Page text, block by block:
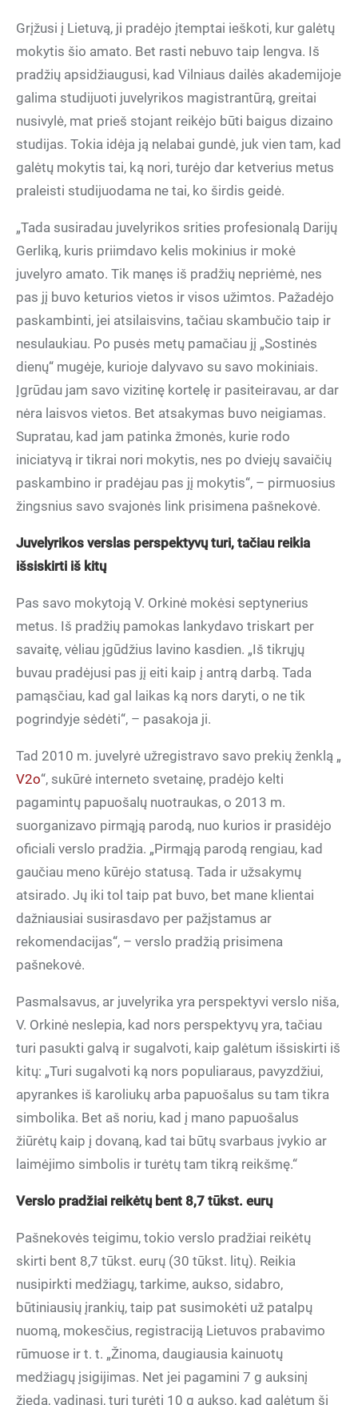
Grįžusi į Lietuvą, ji pradėjo įtemptai ieškoti, kur galėtų
mokytis šio amato. Bet rasti nebuvo taip lengva. Iš
pradžių apsidžiaugusi, kad Vilniaus dailės akademijoje
galima studijuoti juvelyrikos magistrantūrą, greitai
nusivylė, mat prieš stojant reikėjo būti baigus dizaino
studijas. Tokia idėja ją nelabai gundė, juk vien tam, kad
galėtų mokytis tai, ką nori, turėjo dar ketverius metus
praleisti studijuodama ne tai, ko širdis geidė.
„Tada susiradau juvelyrikos srities profesionalą Darijų
Gerliką, kuris priimdavo kelis mokinius ir mokė
juvelyro amato. Tik manęs iš pradžių nepriėmė, nes
pas jį buvo keturios vietos ir visos užimtos. Pažadėjo
paskambinti, jei atsilaisvins, tačiau skambučio taip ir
nesulaukiau. Po pusės metų pamačiau jį „Sostinės
dienų“ mugėje, kurioje dalyvavo su savo mokiniais.
Įgrūdau jam savo vizitinę kortelę ir pasiteiravau, ar dar
nėra laisvos vietos. Bet atsakymas buvo neigiamas.
Supratau, kad jam patinka žmonės, kurie rodo
iniciatyvą ir tikrai nori mokytis, nes po dviejų savaičių
paskambino ir pradėjau pas jį mokytis“, – pirmuosius
žingsnius savo svajonės link prisimena pašnekovė.
Juvelyrikos verslas perspektyvų turi, tačiau reikia
išsiskirti iš kitų
Pas savo mokytoją V. Orkinė mokėsi septynerius
metus. Iš pradžių pamokas lankydavo triskart per
savaitę, vėliau įgūdžius lavino kasdien. „Iš tikrųjų
buvau pradėjusi pas jį eiti kaip į antrą darbą. Tada
pamąsčiau, kad gal laikas ką nors daryti, o ne tik
pogrindyje sėdėti“, – pasakoja ji.
Tad 2010 m. juvelyrė užregistravo savo prekių ženklą „
V2o“, sukūrė interneto svetainę, pradėjo kelti
pagamintų papuošalų nuotraukas, o 2013 m.
suorganizavo pirmąją parodą, nuo kurios ir prasidėjo
oficiali verslo pradžia. „Pirmąją parodą rengiau, kad
gaučiau meno kūrėjo statusą. Tada ir užsakymų
atsirado. Jų iki tol taip pat buvo, bet mane klientai
dažniausiai susirasdavo per pažįstamus ar
rekomendacijas“, – verslo pradžią prisimena
pašnekovė.
Pasmalsavus, ar juvelyrika yra perspektyvi verslo niša,
V. Orkinė neslepia, kad nors perspektyvų yra, tačiau
turi pasukti galvą ir sugalvoti, kaip galėtum išsiskirti iš
kitų: „Turi sugalvoti ką nors populiaraus, pavyzdžiui,
apyrankes iš karoliukų arba papuošalus su tam tikra
simbolika. Bet aš noriu, kad į mano papuošalus
žiūrėtų kaip į dovaną, kad tai būtų svarbaus įvykio ar
laimėjimo simbolis ir turėtų tam tikrą reikšmę.“
Verslo pradžiai reikėtų bent 8,7 tūkst. eurų
Pašnekovės teigimu, tokio verslo pradžiai reikėtų
skirti bent 8,7 tūkst. eurų (30 tūkst. litų). Reikia
nusipirkti medžiagų, tarkime, aukso, sidabro,
būtiniausių įrankių, taip pat susimokėti už patalpų
nuomą, mokesčius, registraciją Lietuvos prabavimo
rūmuose ir t. t. „Žinoma, daugiausia kainuotų
medžiagų įsigijimas. Net jei pagamini 7 g auksinį
žiedą, vadinasi, turi turėti 10 g aukso, kad galėtum šį